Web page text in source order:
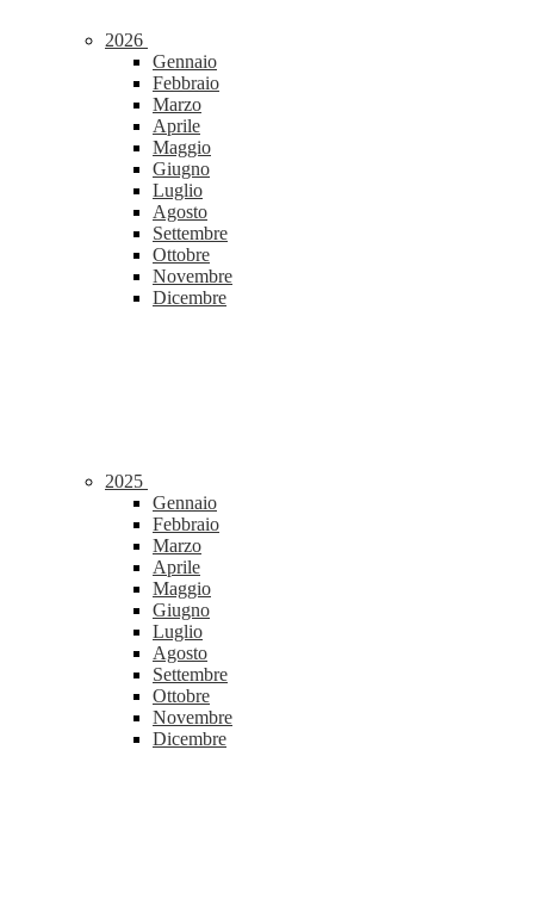
2026
Gennaio
Febbraio
Marzo
Aprile
Maggio
Giugno
Luglio
Agosto
Settembre
Ottobre
Novembre
Dicembre
2025
Gennaio
Febbraio
Marzo
Aprile
Maggio
Giugno
Luglio
Agosto
Settembre
Ottobre
Novembre
Dicembre